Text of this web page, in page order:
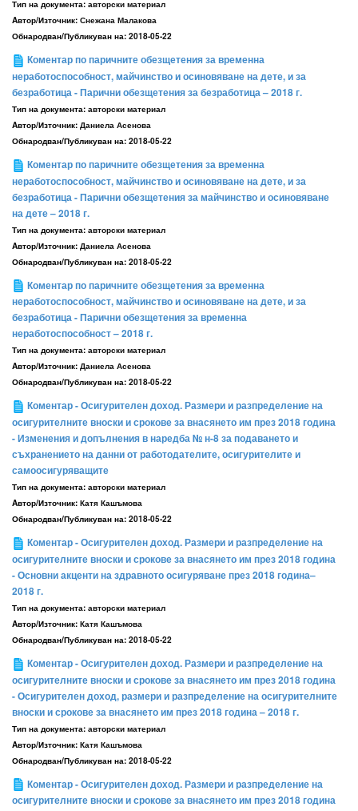
Тип на документа: авторски материал
Aвтор/Източник: Снежана Малакова
Обнародван/Публикуван на: 2018-05-22
Коментар по паричните обезщетения за временна
неработоспособност, майчинство и осиновяване на дете, и за
безработица - Парични обезщетения за безработица – 2018 г.
Тип на документа: авторски материал
Aвтор/Източник: Даниела Асенова
Обнародван/Публикуван на: 2018-05-22
Коментар по паричните обезщетения за временна
неработоспособност, майчинство и осиновяване на дете, и за
безработица - Парични обезщетения за майчинство и осиновяване
на дете – 2018 г.
Тип на документа: авторски материал
Aвтор/Източник: Даниела Асенова
Обнародван/Публикуван на: 2018-05-22
Коментар по паричните обезщетения за временна
неработоспособност, майчинство и осиновяване на дете, и за
безработица - Парични обезщетения за временна
неработоспособност – 2018 г.
Тип на документа: авторски материал
Aвтор/Източник: Даниела Асенова
Обнародван/Публикуван на: 2018-05-22
Коментар - Осигурителен доход. Размери и разпределение на
осигурителните вноски и срокове за внасянето им през 2018 година
- Изменения и допълнения в наредба № н-8 за подаването и
съхранението на данни от работодателите, осигурителите и
самоосигуряващите
Тип на документа: авторски материал
Aвтор/Източник: Катя Кашъмова
Обнародван/Публикуван на: 2018-05-22
Коментар - Осигурителен доход. Размери и разпределение на
осигурителните вноски и срокове за внасянето им през 2018 година
- Основни акценти на здравното осигуряване през 2018 година–
2018 г.
Тип на документа: авторски материал
Aвтор/Източник: Катя Кашъмова
Обнародван/Публикуван на: 2018-05-22
Коментар - Осигурителен доход. Размери и разпределение на
осигурителните вноски и срокове за внасянето им през 2018 година
- Осигурителен доход, размери и разпределение на осигурителните
вноски и срокове за внасянето им през 2018 година – 2018 г.
Тип на документа: авторски материал
Aвтор/Източник: Катя Кашъмова
Обнародван/Публикуван на: 2018-05-22
Коментар - Осигурителен доход. Размери и разпределение на
осигурителните вноски и срокове за внасянето им през 2018 година